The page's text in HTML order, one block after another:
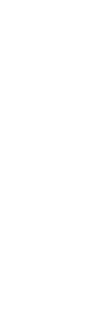
35 mujeres
España en este
El Málaga es
Gafas para el
dónde conseguirlas
Vinícius Júnior
2032 tras cerrar su
Rodrigo negocia
romper con el